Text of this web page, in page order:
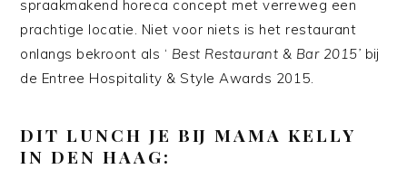
spraakmakend horeca concept met verreweg een
prachtige locatie. Niet voor niets is het restaurant
onlangs bekroont als ‘ Best Restaurant & Bar 2015’ bij
de Entree Hospitality & Style Awards 2015.
DIT LUNCH JE BIJ MAMA KELLY
IN DEN HAAG: